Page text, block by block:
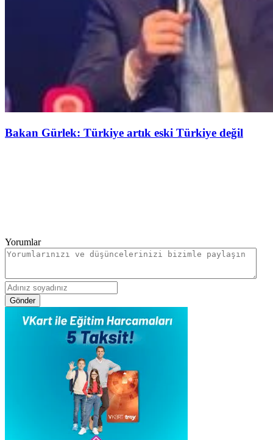
Bakan Gürlek: Türkiye artık eski Türkiye değil
Yorumlar
Gönder